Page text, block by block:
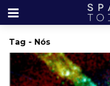
Tag - Nós